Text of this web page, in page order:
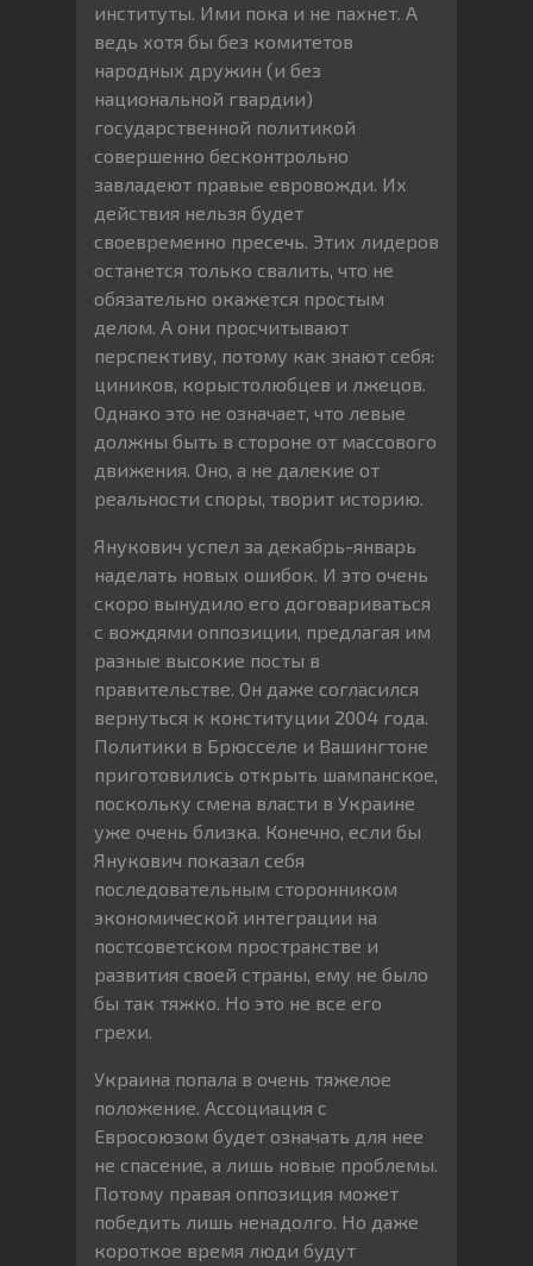
институты. Ими пока и не пахнет. А
ведь хотя бы без комитетов
народных дружин (и без
национальной гвардии)
государственной политикой
совершенно бесконтрольно
завладеют правые евровожди. Их
действия нельзя будет
своевременно пресечь. Этих лидеров
останется только свалить, что не
обязательно окажется простым
делом. А они просчитывают
перспективу, потому как знают себя:
циников, корыстолюбцев и лжецов.
Однако это не означает, что левые
должны быть в стороне от массового
движения. Оно, а не далекие от
реальности споры, творит историю.
Янукович успел за декабрь-январь
наделать новых ошибок. И это очень
скоро вынудило его договариваться
с вождями оппозиции, предлагая им
разные высокие посты в
правительстве. Он даже согласился
вернуться к конституции 2004 года.
Политики в Брюсселе и Вашингтоне
приготовились открыть шампанское,
поскольку смена власти в Украине
уже очень близка. Конечно, если бы
Янукович показал себя
последовательным сторонником
экономической интеграции на
постсоветском пространстве и
развития своей страны, ему не было
бы так тяжко. Но это не все его
грехи.
Украина попала в очень тяжелое
положение. Ассоциация с
Евросоюзом будет означать для нее
не спасение, а лишь новые проблемы.
Потому правая оппозиция может
победить лишь ненадолго. Но даже
короткое время люди будут